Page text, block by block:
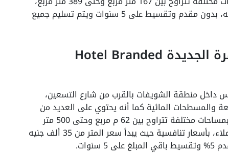
واسعار متميزات تبدأ من 9 مليون و 500 الف جنيه، بدون مقدم وتقسيط على 5 سنوات ويتم تسليم جميع
هوتيل برانديد ريزيدنس القاهرة الجديدة Hotel Branded
داخل منطقة الشويفات بالقرب من شارع التسعين،
والمسطحات المائية كما أنه يحتوي على العديد من
الوحدات السكنية المتنوعة تصل الى 150 وحدة بمساحات مختلفة تتراوح بين 62 م مربع وحتى 500 متر
مربع حتى تتناسب مع جميع رغبات واحتياجات العملاء، بأسعار تنافسية حيث يبدأ سعر المتر من 35 ألف جنيه